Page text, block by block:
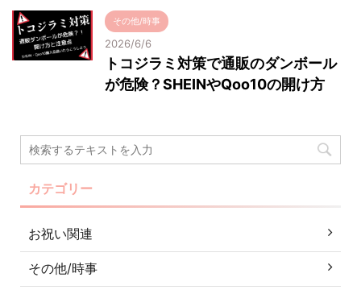
その他/時事
2026/6/6
トコジラミ対策で通販のダンボール
が危険？SHEINやQoo10の開け方
カテゴリー
お祝い関連
その他/時事